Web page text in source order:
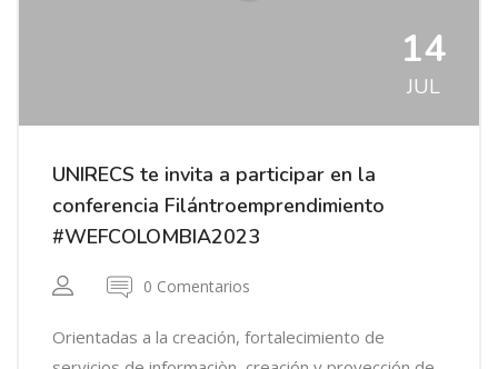
14
JUL
UNIRECS te invita a participar en la
conferencia Filántroemprendimiento​
#WEFCOLOMBIA2023
0 Comentarios
Orientadas a la creación, fortalecimiento de